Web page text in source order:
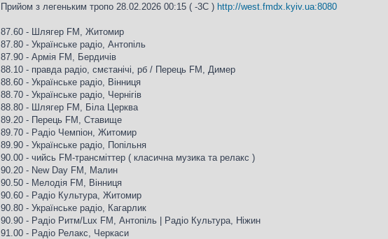
Прийом з легеньким тропо 28.02.2026 00:15 ( -3С ) http://west.fmdx.kyiv.ua:8080
87.60 - Шлягер FM, Житомир
87.80 - Українське радіо, Антопіль
87.90 - Армія FM, Бердичів
88.10 - правда радіо, смєтанічі, рб / Перець FM, Димер
88.60 - Українське радіо, Вінниця
88.70 - Українське радіо, Чернігів
88.80 - Шлягер FM, Біла Церква
89.20 - Перець FM, Ставище
89.70 - Радіо Чемпіон, Житомир
89.90 - Українське радіо, Попільня
90.00 - чийсь FM-трансміттер ( класична музика та релакс )
90.20 - New Day FM, Малин
90.50 - Мелодія FM, Вінниця
90.60 - Радіо Культура, Житомир
90.80 - Українське радіо, Кагарлик
90.90 - Радіо Ритм/Lux FM, Антопіль | Радіо Культура, Ніжин
91.00 - Радіо Релакс, Черкаси